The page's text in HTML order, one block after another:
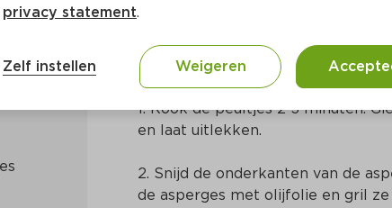
Bereidingswijze
1. Kook de peultjes 2-3 minuten.
en laat uitlekken.
2. Snijd de onderkanten van de
de asperges met olijfolie en gril
privacy statement.
Zelf instellen Weigeren